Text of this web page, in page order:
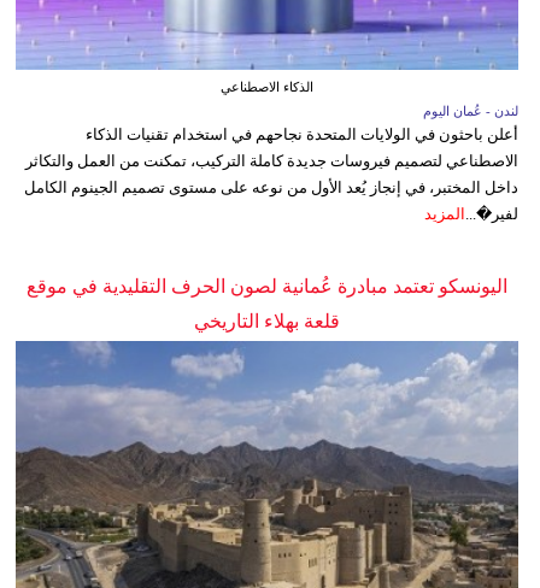
الذكاء الاصطناعي
لندن - عُمان اليوم
أعلن باحثون في الولايات المتحدة نجاحهم في استخدام تقنيات الذكاء
الاصطناعي لتصميم فيروسات جديدة كاملة التركيب، تمكنت من العمل والتكاثر
داخل المختبر، في إنجاز يُعد الأول من نوعه على مستوى تصميم الجينوم الكامل
لفير�...
المزيد
اليونسكو تعتمد مبادرة عُمانية لصون الحرف التقليدية في موقع
قلعة بهلاء التاريخي